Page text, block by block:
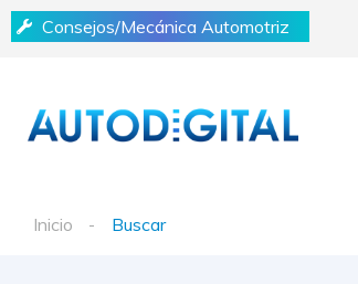
Consejos/Mecánica Automotriz
Inicio Buscar